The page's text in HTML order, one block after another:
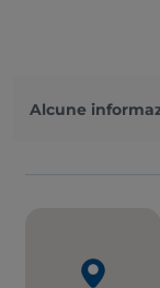
Alcune